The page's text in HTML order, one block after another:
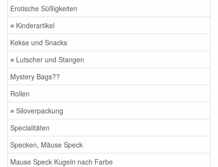
Erotische Süßigkeiten
≡ Kinderartikel
Kekse und Snacks
≡ Lutscher und Stangen
Mystery Bags??
Rollen
≡ Siloverpackung
Specialitäten
Specken, Mäuse Speck
Mause Speck Kugeln nach Farbe